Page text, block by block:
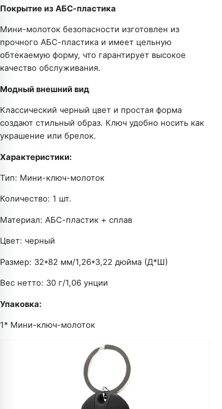
Покрытие из АБС-пластика
Мини-молоток безопасности изготовлен из
прочного АБС-пластика и имеет цельную
обтекаемую форму, что гарантирует высокое
качество обслуживания.
Модный внешний вид
Классический черный цвет и простая форма
создают стильный образ. Ключ удобно носить как
украшение или брелок.
Характеристики:
Тип: Мини-ключ-молоток
Количество: 1 шт.
Материал: АБС-пластик + сплав
Цвет: черный
Размер: 32*82 мм/1,26*3,22 дюйма (Д*Ш)
Вес нетто: 30 г/1,06 унции
Упаковка:
1* Мини-ключ-молоток